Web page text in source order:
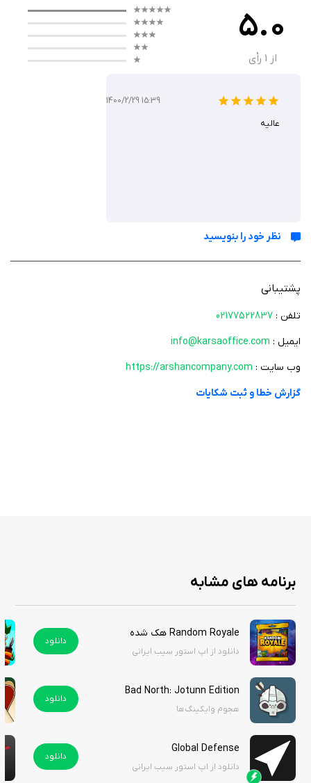
شبیه‌سازی واقعی: امکان تجربه مسیر ثروتمند شدن با تصمیم‌گیری‌های
مالی واقعی.
تمرین تئوری‌ها: فضایی برای تست استراتژی‌ها و ایده‌های مالی بدون
ریسک واقعی.
سرمایه‌گذاری و پس‌انداز.
هر مرحله از بازی چالش‌هایی مثل انتخاب بین خرید یک کالای لوکس یا
پس‌انداز برای آینده را پیش روی شما قرار می‌دهد. این تصمیم‌ها به شما نشان
منجر شوند.
بازی از یک ایده ساده اما قدرتمند سرچشمه می‌گیرد: همه می‌توانند با یادگیری
به تجربه‌ای لذت‌بخش تبدیل می‌کند. با گیم‌پلی جذاب، هدف آموزش هوش
مالی و شبیه‌سازی مسیر ثروتمند شدن، این بازی به شما اجازه می‌دهد تا
استراتژی‌های مالی خود را آزمایش کنید و از اشتباهاتتان درس بگیرید. اگر
می‌خواهید بدانید پولدارها چگونه به ثروت می‌رسند یا به دنبال راهی ساده
برای مدیریت اقتصاد فردی و خانوادگی هستید، این بازی انتخابی عالی است. شما
می‌توانید این بازی را از سیب ایرانی دانلود کنید.
5.0
از 1 رأی
1400/2/29 15:39
عالیه
نظر خود را بنویسید
پشتیبانی
تلفن : 02177522837
ایمیل : info@karsaoffice.com
وب سایت : https://arshancompany.com
گزارش خطا و ثبت شکایات
برنامه های مشابه
Random Royale هک شده
دانلود از اپ استور سیب ایرانی
دانلود
Bad North: Jotunn Edition
هجوم وایکینگ‌ها
دانلود
Global Defense
دانلود از اپ استور سیب ایرانی
دانلود